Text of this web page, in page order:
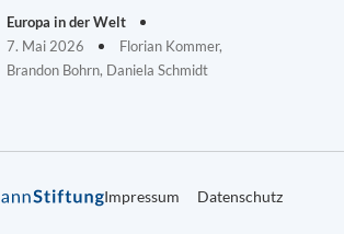
Europa in der Welt
7. Mai 2026
Florian Kommer,
Brandon Bohrn, Daniela Schmidt
Impressum Datenschutz